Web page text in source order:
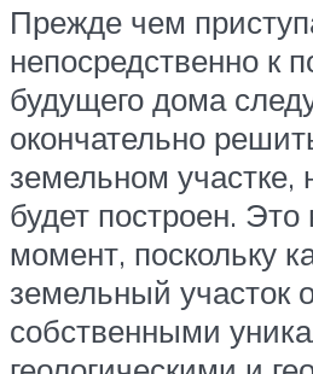
Прежде чем
непосредственно к
будущего дома
окончательно
земельном участке,
будет построен.
момент, поскольку
земельный участок
собственными